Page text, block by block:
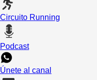
Circuito Running
Podcast
Únete al canal